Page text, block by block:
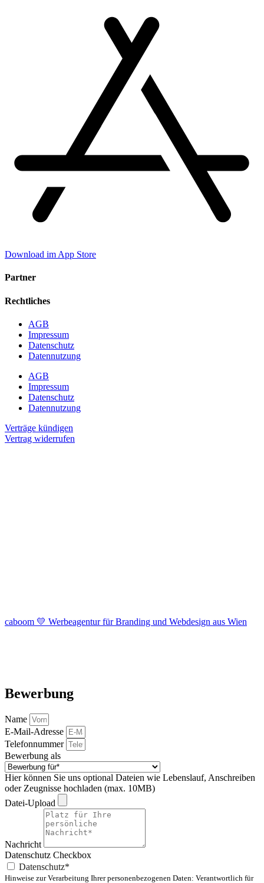
Download im App Store
Partner
Rechtliches
AGB
Impressum
Datenschutz
Datennutzung
AGB
Impressum
Datenschutz
Datennutzung
Verträge kündigen
Vertrag widerrufen
caboom 💛 Werbeagentur für Branding und Webdesign aus Wien
Bewerbung
Name
E-Mail-Adresse
Telefonnummer
Bewerbung als
Hier können Sie uns optional Dateien wie Lebenslauf, Anschreiben
oder Zeugnisse hochladen (max. 10MB)
Datei-Upload
Nachricht
Datenschutz Checkbox
Datenschutz*
Hinweise zur Verarbeitung Ihrer personenbezogenen Daten: Verantwortlich für